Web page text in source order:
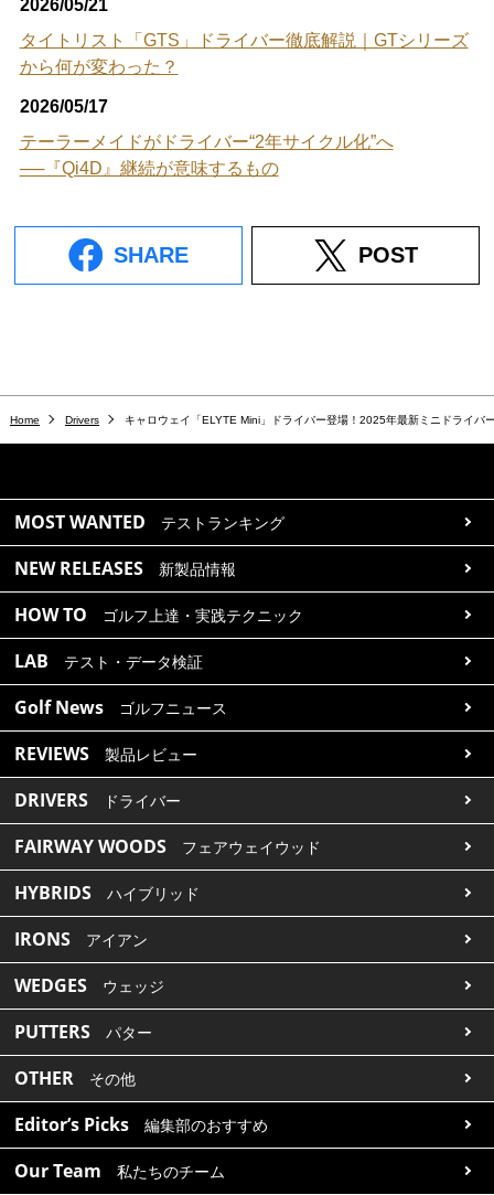
2026/05/21
タイトリスト「GTS」ドライバー徹底解説｜GTシリーズ
から何が変わった？
2026/05/17
テーラーメイドがドライバー“2年サイクル化”へ
──『Qi4D』継続が意味するもの
SHARE POST
Home Drivers キャロウェイ「ELYTE Mini」ドライバー登場！2025年最新ミニドライバ
MOST WANTED テストランキング
NEW RELEASES 新製品情報
HOW TO ゴルフ上達・実践テクニック
LAB テスト・データ検証
Golf News ゴルフニュース
REVIEWS 製品レビュー
DRIVERS ドライバー
FAIRWAY WOODS フェアウェイウッド
HYBRIDS ハイブリッド
IRONS アイアン
WEDGES ウェッジ
PUTTERS パター
OTHER その他
Editor’s Picks 編集部のおすすめ
Our Team 私たちのチーム